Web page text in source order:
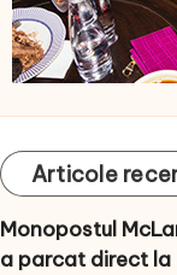
Articole
Monopostul
a parcat direct la